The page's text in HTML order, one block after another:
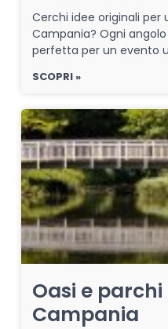
Cerchi idee originali per
Campania? Ogni
perfetta per un evento
SCOPRI »
Oasi e
Campania